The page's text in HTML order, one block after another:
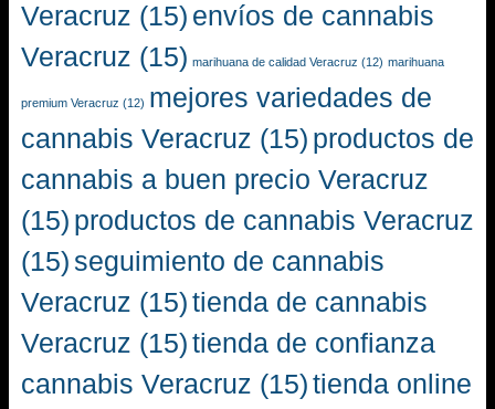
Veracruz (15) envíos de cannabis
Veracruz (15) marihuana de calidad Veracruz (12) marihuana
premium Veracruz (12) mejores variedades de
cannabis Veracruz (15) productos de
cannabis a buen precio Veracruz
(15) productos de cannabis Veracruz
(15) seguimiento de cannabis
Veracruz (15)tienda de cannabis
Veracruz (15)tienda de confianza
cannabis Veracruz (15)tienda online